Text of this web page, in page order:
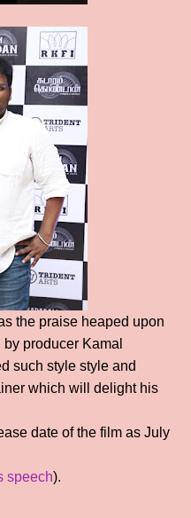
the praise heaped upon
producer Kamal
such style style and
which will delight his
date of the film as July
speech).